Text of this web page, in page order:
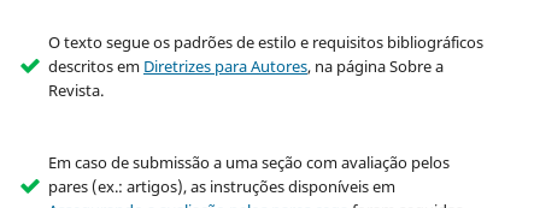
O texto segue os padrões de estilo e requisitos bibliográficos
descritos em Diretrizes para Autores, na página Sobre a
Revista.
Em caso de submissão a uma seção com avaliação pelos
pares (ex.: artigos), as instruções disponíveis em